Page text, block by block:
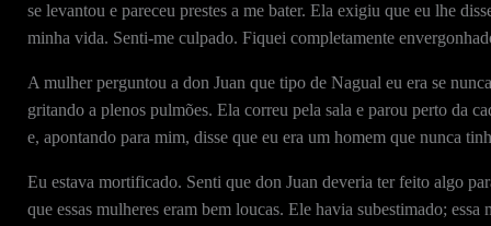
se levantou e pareceu prestes a me bater. Ela exigiu que eu lhe
minha vida. Senti-me culpado. Fiquei completamente
A mulher perguntou a don Juan que tipo de Nagual eu era se
gritando a plenos pulmões. Ela correu pela sala e parou perto da
e, apontando para mim, disse que eu era um homem que nunca
Eu estava mortificado. Senti que don Juan deveria ter feito algo
que essas mulheres eram bem loucas. Ele havia subestimado;